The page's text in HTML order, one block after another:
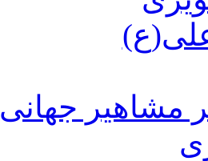
مشاهیر جهانی